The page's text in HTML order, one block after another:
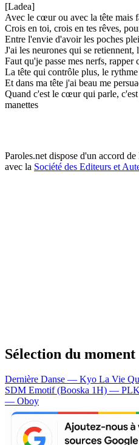
[Ladea]
Avec le cœur ou avec la tête mais
Crois en toi, crois en tes rêves,
Entre l'envie d'avoir les poches
J'ai les neurones qui se
Faut qu'je passe mes nerfs, rapper
La tête qui contrôle plus, le
Et dans ma tête j'ai beau me
Quand c'est le cœur qui parle,
manettes
Paroles.net dispose d'un accord
avec la Société des Editeurs et
Sélection du moment
Dernière Danse — Kyo La Vie
SDM Emotif (Booska 1H) —
— Oboy